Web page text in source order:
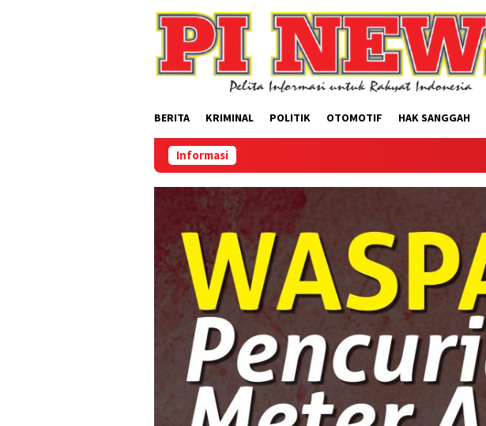
BERITA KRIMINAL POLITIK OTOMOTIF HAK SANGGAH
Informasi